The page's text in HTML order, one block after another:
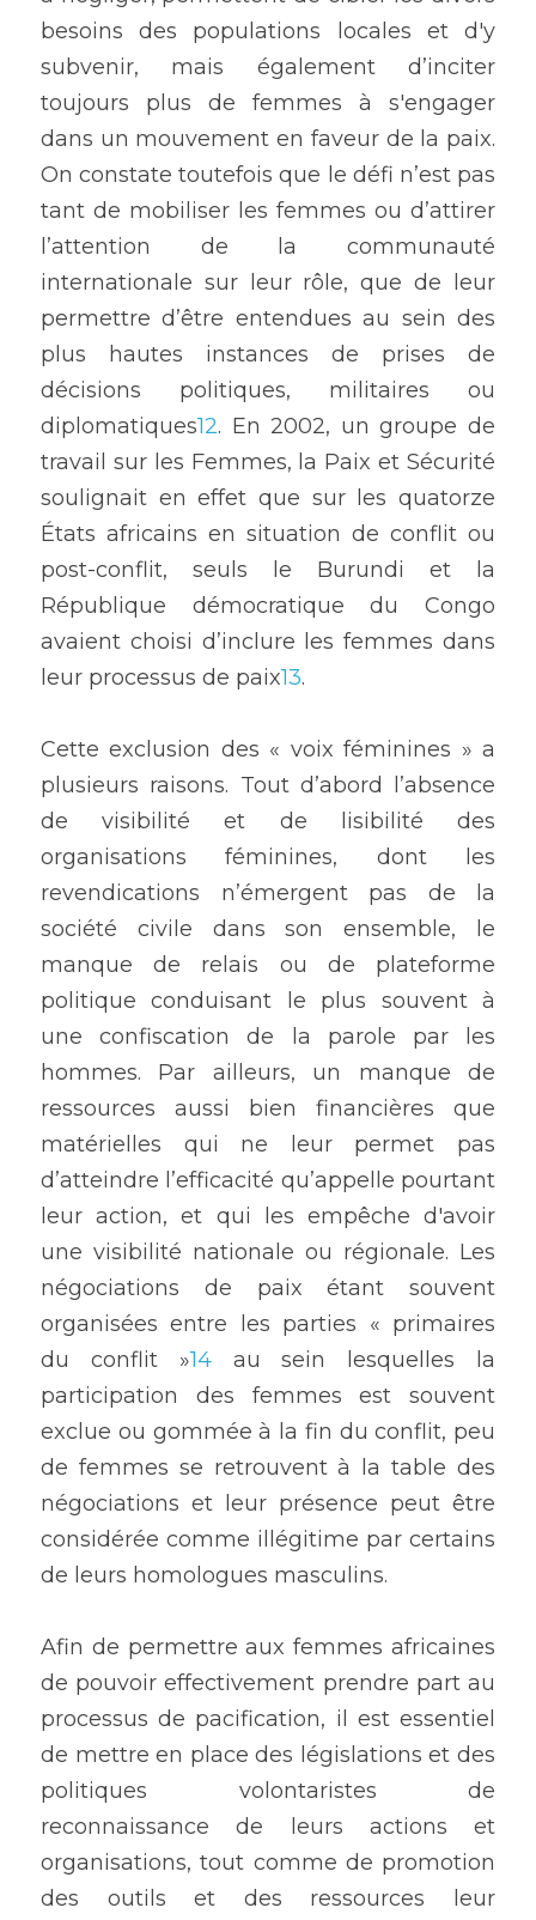
besoins des populations locales et d'y
subvenir, mais également d’inciter
toujours plus de femmes à s'engager
dans un mouvement en faveur de la paix.
On constate toutefois que le défi n’est pas
tant de mobiliser les femmes ou d’attirer
l’attention de la communauté
internationale sur leur rôle, que de leur
permettre d’être entendues au sein des
plus hautes instances de prises de
décisions politiques, militaires ou
diplomatiques12. En 2002, un groupe de
travail sur les Femmes, la Paix et Sécurité
soulignait en effet que sur les quatorze
États africains en situation de conflit ou
post-conflit, seuls le Burundi et la
République démocratique du Congo
avaient choisi d’inclure les femmes dans
leur processus de paix13.
Cette exclusion des « voix féminines » a
plusieurs raisons. Tout d’abord l’absence
de visibilité et de lisibilité des
organisations féminines, dont les
revendications n’émergent pas de la
société civile dans son ensemble, le
manque de relais ou de plateforme
politique conduisant le plus souvent à
une confiscation de la parole par les
hommes. Par ailleurs, un manque de
ressources aussi bien financières que
matérielles qui ne leur permet pas
d’atteindre l’efficacité qu’appelle pourtant
leur action, et qui les empêche d'avoir
une visibilité nationale ou régionale. Les
négociations de paix étant souvent
organisées entre les parties « primaires
du conflit »14 au sein lesquelles la
participation des femmes est souvent
exclue ou gommée à la fin du conflit, peu
de femmes se retrouvent à la table des
négociations et leur présence peut être
considérée comme illégitime par certains
de leurs homologues masculins.
Afin de permettre aux femmes africaines
de pouvoir effectivement prendre part au
processus de pacification, il est essentiel
de mettre en place des législations et des
politiques volontaristes de
reconnaissance de leurs actions et
organisations, tout comme de promotion
des outils et des ressources leur